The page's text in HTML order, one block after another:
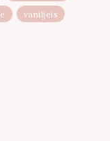
vaniljeis